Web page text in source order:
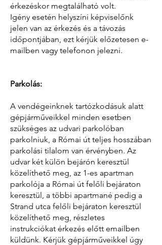
érkezéskor megtalálható volt.
Igény esetén helyszíni képviselőnk
jelen van az érkezés és a távozás
időpontjában, ezt kérjük előzetesen e-
mailben vagy telefonon jelezni.
Parkolás:
A vendégeinknek tartózkodásuk alatt
gépjárműveikkel minden esetben
szükséges az udvari parkolóban
parkolniuk, a Római út teljes hosszában
parkolási tilalom van érvényben. Az
udvar két külön bejárón keresztül
közelíthető meg, az 1-es apartman
parkolója a Római út felőli bejáraton
keresztül, a többi apartmané pedig a
Strand utca felőli bejáraton keresztül
közelíthető meg, részletes
instrukciókat érkezés előtt emailben
küldünk. Kérjük gépjárműveikkel úgy